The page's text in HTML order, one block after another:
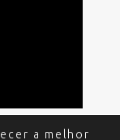
a melhor